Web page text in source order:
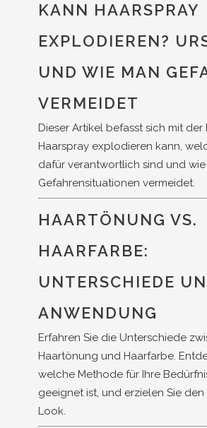
KANN HAARSPRAY
EXPLODIEREN?
UND WIE MAN
VERMEIDET
Dieser Artikel befasst sich mit der
Haarspray explodieren kann,
dafür verantwortlich sind und wie
Gefahrensituationen vermeidet.
HAARTÖNUNG VS.
HAARFARBE:
UNTERSCHIEDE
ANWENDUNG
Erfahren Sie die Unterschiede
Haartönung und Haarfarbe.
welche Methode für Ihre
geeignet ist, und erzielen Sie
Look.